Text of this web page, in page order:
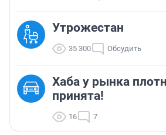
Утрожестан
35 300 Обсудить
Хаба у рынка
принята!
16 7